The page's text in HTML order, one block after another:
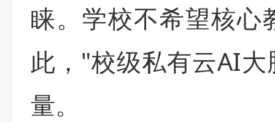
睐。学校不希望核心
此，"校级私有云AI
量。